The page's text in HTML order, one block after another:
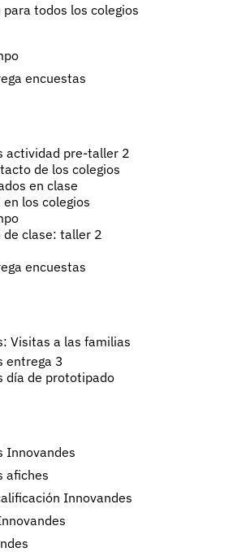
todos los colegios
encuestas
actividad pre-taller 2
de los colegios
en clase
los colegios
de clase: taller 2
encuestas
Visitas a las familias
entrega 3
día de prototipado
Innovandes
afiches
Innovandes